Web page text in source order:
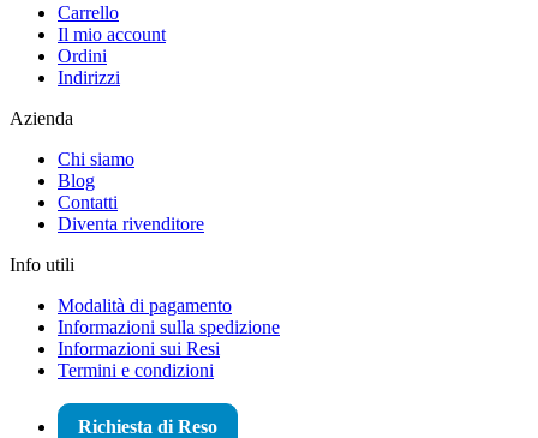
Carrello
Il mio account
Ordini
Indirizzi
Azienda
Chi siamo
Blog
Contatti
Diventa rivenditore
Info utili
Modalità di pagamento
Informazioni sulla spedizione
Informazioni sui Resi
Termini e condizioni
Richiesta di Reso